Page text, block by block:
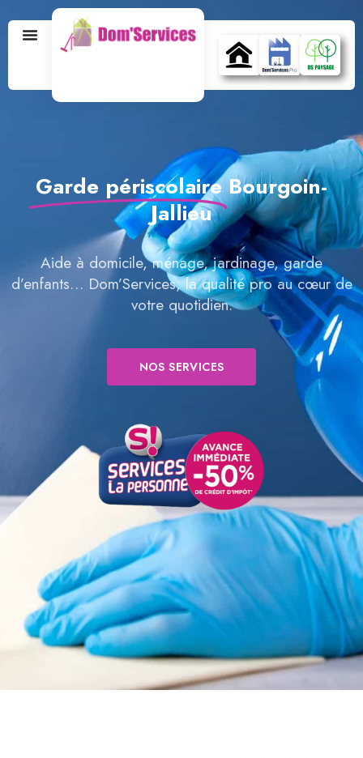
Garde périscolaire Bourgoin-
Jallieu
Aide à domicile, ménage, jardinage, garde
d’enfants… Dom’Services, la qualité pro au cœur de
votre quotidien.
NOS SERVICES